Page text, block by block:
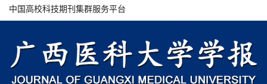
中国高校科技期刊集群服务平台